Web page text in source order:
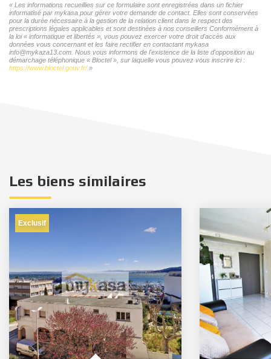
« Les informations recueillies sur ce formulaire sont enregistrées dans un fichier
informatisé par mykasa pour gérer votre demande de contact. Elles sont conservées
pour la durée nécessaire à la gestion de la relation client dans le respect des
prescriptions légales applicables et sont destinées à nos conseillers Conformément à
la loi « informatique et libertés », vous pouvez exercer votre droit d'accès aux
données vous concernant et les faire rectifier en contactant mykasa
info@mykaza13.com. Nous vous informons de l'existence de la liste d'opposition au
démarchage téléphonique « Bloctel », sur laquelle vous pouvez vous inscrire ici :
https://www.bloctel.gouv.fr/»
Les biens similaires
Exclusif